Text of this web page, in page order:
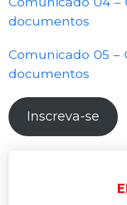
documentos
Comunicado 05 –
documentos
Inscreva-se